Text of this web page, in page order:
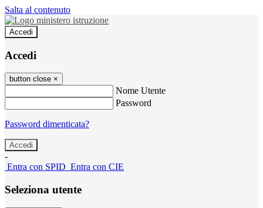
Salta al contenuto
Accedi
Accedi
button close ×
Nome Utente
Password
Password dimenticata?
-
Entra con SPID Entra con CIE
Seleziona utente